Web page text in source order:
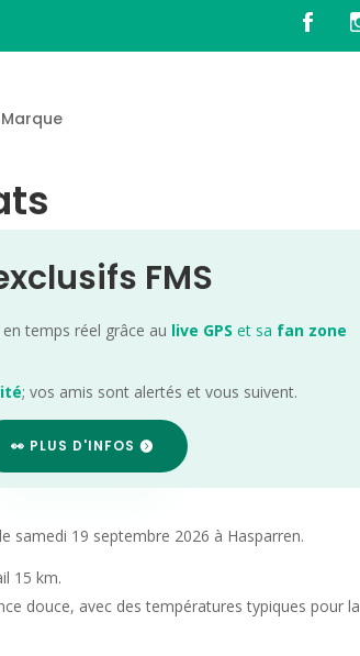
Marque
FMS
temps réel grâce au live GPS et sa fan zone
; vos amis sont alertés et vous suivent.
👀 PLUS D'INFOS
samedi 19 septembre 2026 à Hasparren.
15 km.
douce, avec des températures typiques pour la